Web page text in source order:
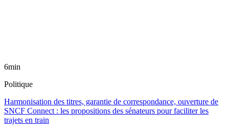
6min
Politique
Harmonisation des titres, garantie de correspondance, ouverture de
SNCF Connect : les propositions des sénateurs pour faciliter les
trajets en train